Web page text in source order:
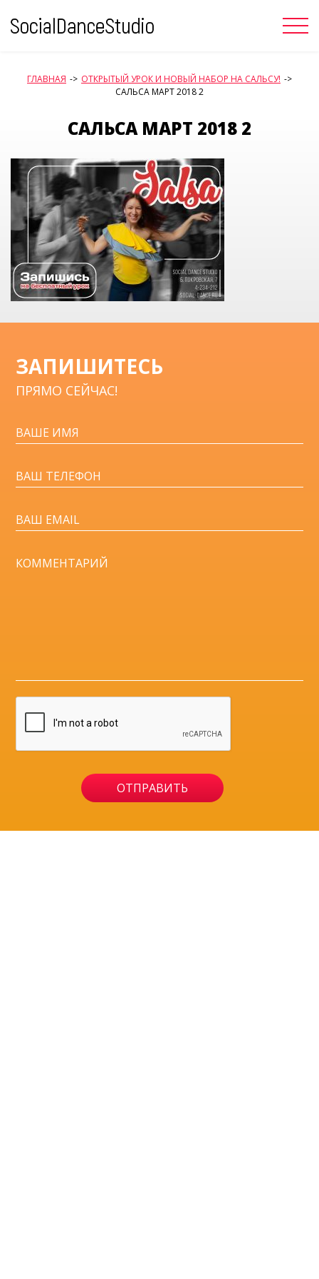
content
ГЛАВНАЯ -> ОТКРЫТЫЙ УРОК И НОВЫЙ НАБОР НА САЛЬСУ! ->
САЛЬСА МАРТ 2018 2
САЛЬСА МАРТ 2018 2
ЗАПИШИТЕСЬ
ПРЯМО СЕЙЧАС!